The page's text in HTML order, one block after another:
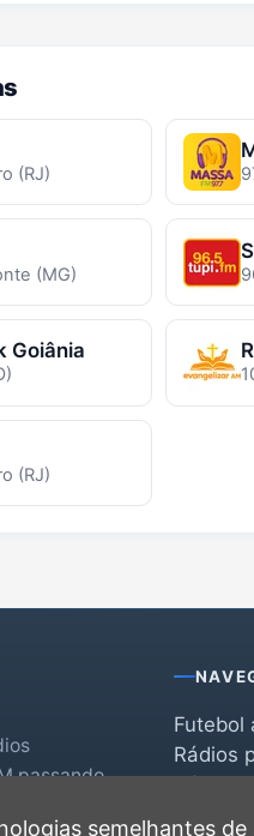
(RJ)
(MG)
Goiânia
(RJ)
passando
Futebol
Rádios
Favoritas
semelhantes